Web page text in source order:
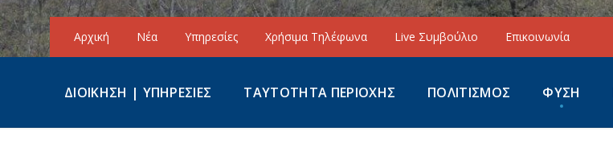
Αρχική Νέα Υπηρεσίες Χρήσιμα Τηλέφωνα Live Συμβούλιο Επικοινωνία
ΔΙΟΙΚΗΣΗ | ΥΠΗΡΕΣΙΕΣ ΤΑΥΤΟΤΗΤΑ ΠΕΡΙΟΧΗΣ ΠΟΛΙΤΙΣΜΟΣ ΦΥΣΗ